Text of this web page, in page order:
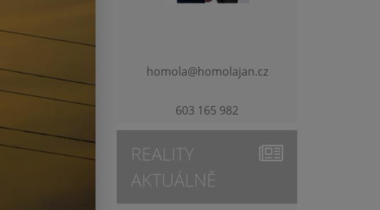
homola@homolajan.cz
603 165 982
REALITY
AKTUÁLNĚ